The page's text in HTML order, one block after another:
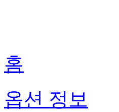
홈
옵션 정보